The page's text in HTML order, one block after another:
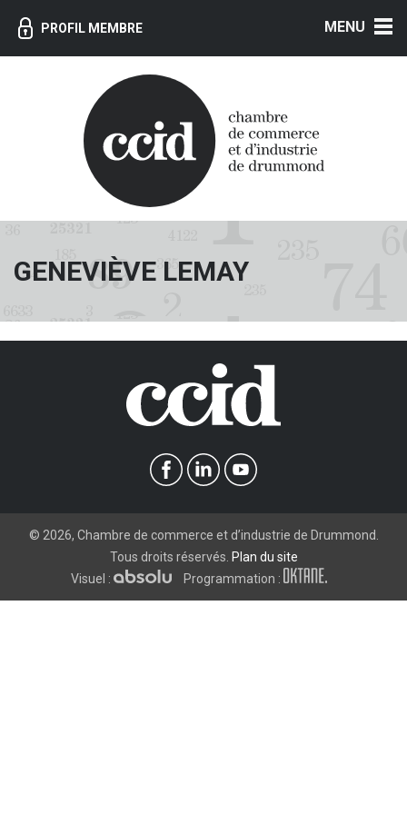
PROFIL MEMBRE
GENEVIÈVE LEMAY
© 2026, Chambre de commerce et d’industrie de Drummond.
Tous droits réservés. Plan du site
Visuel :
Programmation :
MENU